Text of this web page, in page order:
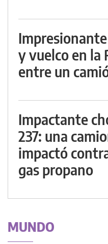
y vuelco en la
entre un
Impactante
237: una
impactó
gas propano
MUNDO